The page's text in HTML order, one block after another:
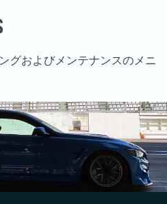
グおよびメンテナンスのメニ